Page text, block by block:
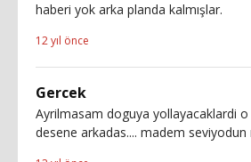
haberi yok arka planda kalmışlar.
12 yıl önce
Gercek
Ayrilmasam doguya yollayacaklardi
desene arkadas.... madem seviyodun